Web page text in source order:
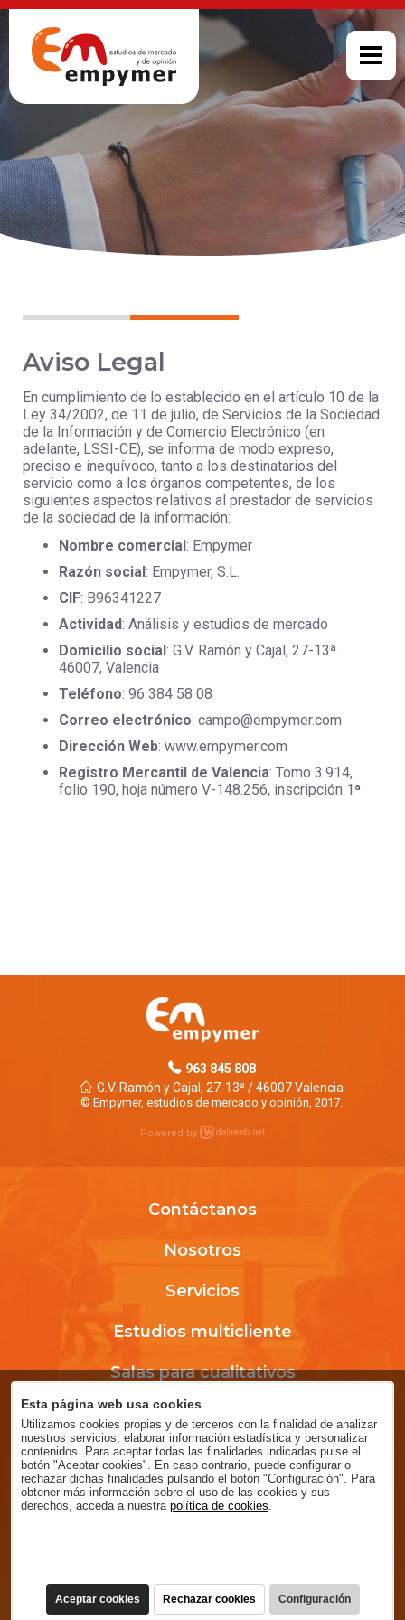
Aviso Legal
En cumplimiento de lo establecido en el artículo 10 de la
Ley 34/2002, de 11 de julio, de Servicios de la Sociedad
de la Información y de Comercio Electrónico (en
adelante, LSSI-CE), se informa de modo expreso,
preciso e inequívoco, tanto a los destinatarios del
servicio como a los órganos competentes, de los
siguientes aspectos relativos al prestador de servicios
de la sociedad de la información:
Nombre comercial: Empymer
Razón social: Empymer, S.L.
CIF: B96341227
Actividad: Análisis y estudios de mercado
Domicilio social: G.V. Ramón y Cajal, 27-13ª.
46007, Valencia
Teléfono: 96 384 58 08
Correo electrónico: campo@empymer.com
Dirección Web: www.empymer.com
Registro Mercantil de Valencia: Tomo 3.914,
folio 190, hoja número V-148.256, inscripción 1ª
963 845 808
G.V. Ramón y Cajal, 27-13ª / 46007 Valencia
© Empymer, estudios de mercado y opinión, 2017.
Powered by
Contáctanos
Nosotros
Servicios
Estudios multicliente
Salas para cualitativos
Confian en nosotros
Aviso legal
Política de privacidad
Esta página web usa cookies
Utilizamos cookies propias y de terceros con la finalidad de analizar
nuestros servicios, elaborar información estadística y personalizar
contenidos. Para aceptar todas las finalidades indicadas pulse el
botón "Aceptar cookies". En caso contrario, puede configurar o
rechazar dichas finalidades pulsando el botón "Configuración". Para
obtener más información sobre el uso de las cookies y sus
derechos, acceda a nuestra política de cookies.
Aceptar cookies Rechazar cookies Configuración